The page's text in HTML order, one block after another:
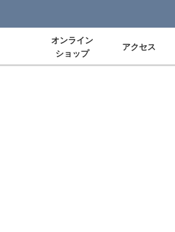
オンライン
ショップ
アクセス